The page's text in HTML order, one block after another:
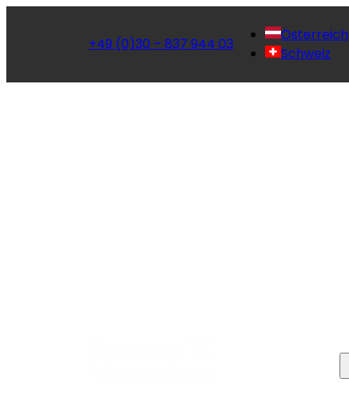
+49 (0)30 – 837 944 03
Österreich
Schweiz